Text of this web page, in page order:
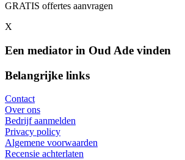
GRATIS offertes aanvragen
X
Een mediator in Oud Ade vinden
Belangrijke links
Contact
Over ons
Bedrijf aanmelden
Privacy policy
Algemene voorwaarden
Recensie achterlaten